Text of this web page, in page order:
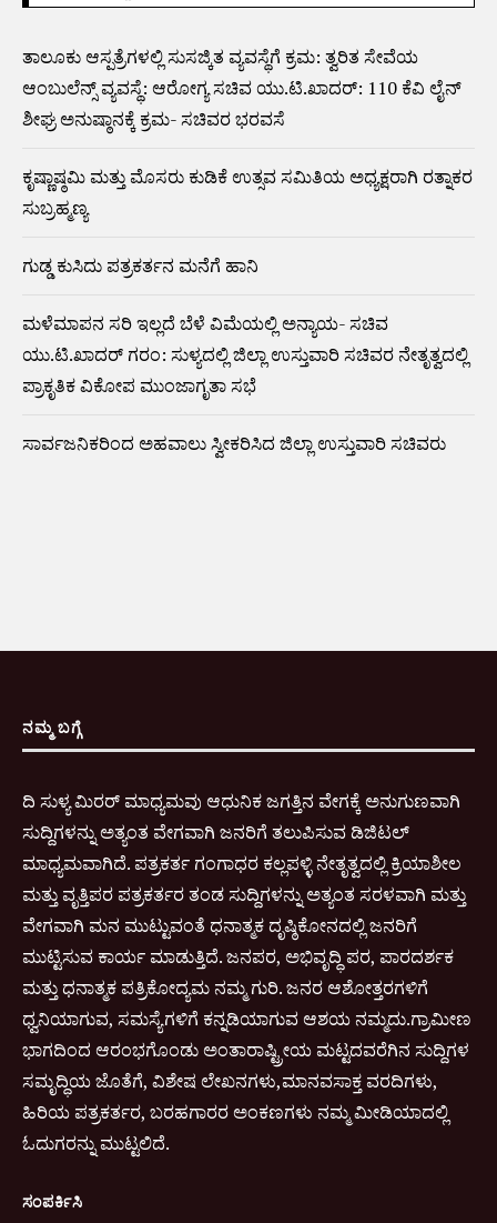
ತಾಲೂಕು ಆಸ್ಪತ್ರೆಗಳಲ್ಲಿ ಸುಸಜ್ಕಿತ ವ್ಯವಸ್ಥೆಗೆ ಕ್ರಮ: ತ್ವರಿತ ಸೇವೆಯ
ಆಂಬುಲೆನ್ಸ್ ವ್ಯವಸ್ಥೆ: ಆರೋಗ್ಯ ಸಚಿವ ಯು.ಟಿ.ಖಾದರ್: 110 ಕೆವಿ ಲೈನ್
ಶೀಘ್ರ ಅನುಷ್ಠಾನಕ್ಕೆ ಕ್ರಮ- ಸಚಿವರ ಭರವಸೆ
ಕೃಷ್ಣಾಷ್ಠಮಿ ಮತ್ತು ಮೊಸರು ಕುಡಿಕೆ ಉತ್ಸವ ಸಮಿತಿಯ ಅಧ್ಯಕ್ಷರಾಗಿ ರತ್ನಾಕರ
ಸುಬ್ರಹ್ಮಣ್ಯ
ಗುಡ್ಡ ಕುಸಿದು ಪತ್ರಕರ್ತನ ಮನೆಗೆ ಹಾನಿ
ಮಳೆಮಾಪನ ಸರಿ ಇಲ್ಲದೆ ಬೆಳೆ ವಿಮೆಯಲ್ಲಿ ಅನ್ಯಾಯ- ಸಚಿವ
ಯು.ಟಿ.ಖಾದರ್ ಗರಂ: ಸುಳ್ಯದಲ್ಲಿ ಜಿಲ್ಲಾ ಉಸ್ತುವಾರಿ ಸಚಿವರ ನೇತೃತ್ವದಲ್ಲಿ
ಪ್ರಾಕೃತಿಕ ವಿಕೋಪ ಮುಂಜಾಗೃತಾ ಸಭೆ
ಸಾರ್ವಜನಿಕರಿಂದ ಅಹವಾಲು ಸ್ವೀಕರಿಸಿದ ಜಿಲ್ಲಾ ಉಸ್ತುವಾರಿ ಸಚಿವರು
ನಮ್ಮ ಬಗ್ಗೆ
ದಿ ಸುಳ್ಯ ಮಿರರ್ ಮಾಧ್ಯಮವು ಆಧುನಿಕ ಜಗತ್ತಿನ ವೇಗಕ್ಕೆ ಅನುಗುಣವಾಗಿ
ಸುದ್ದಿಗಳನ್ನು ಅತ್ಯಂತ ವೇಗವಾಗಿ ಜನರಿಗೆ ತಲುಪಿಸುವ ಡಿಜಿಟಲ್
ಮಾಧ್ಯಮವಾಗಿದೆ. ಪತ್ರಕರ್ತ ಗಂಗಾಧರ ಕಲ್ಲಪಳ್ಳಿ ನೇತೃತ್ವದಲ್ಲಿ ಕ್ರಿಯಾಶೀಲ
ಮತ್ತು ವೃತ್ತಿಪರ ಪತ್ರಕರ್ತರ ತಂಡ ಸುದ್ದಿಗಳನ್ನು ಅತ್ಯಂತ ಸರಳವಾಗಿ ಮತ್ತು
ವೇಗವಾಗಿ ಮನ ಮುಟ್ಟುವಂತೆ ಧನಾತ್ಮಕ ದೃಷ್ಠಿಕೋನದಲ್ಲಿ ಜನರಿಗೆ
ಮುಟ್ಟಿಸುವ ಕಾರ್ಯ ಮಾಡುತ್ತಿದೆ. ಜನಪರ, ಅಭಿವೃದ್ಧಿ ಪರ, ಪಾರದರ್ಶಕ
ಮತ್ತು ಧನಾತ್ಮಕ ಪತ್ರಿಕೋದ್ಯಮ ನಮ್ಮ ಗುರಿ. ಜನರ ಆಶೋತ್ತರಗಳಿಗೆ
ಧ್ವನಿಯಾಗುವ, ಸಮಸ್ಯೆಗಳಿಗೆ ಕನ್ನಡಿಯಾಗುವ ಆಶಯ ನಮ್ಮದು.ಗ್ರಾಮೀಣ
ಭಾಗದಿಂದ ಆರಂಭಗೊಂಡು ಅಂತಾರಾಷ್ಟ್ರೀಯ ಮಟ್ಟದವರೆಗಿನ ಸುದ್ದಿಗಳ
ಸಮೃದ್ಧಿಯ ಜೊತೆಗೆ, ವಿಶೇಷ ಲೇಖನಗಳು,ಮಾನವಸಾಕ್ತ ವರದಿಗಳು,
ಹಿರಿಯ ಪತ್ರಕರ್ತರ, ಬರಹಗಾರರ ಅಂಕಣಗಳು ನಮ್ಮ ಮೀಡಿಯಾದಲ್ಲಿ
ಓದುಗರನ್ನು ಮುಟ್ಟಲಿದೆ.
ಸಂಪರ್ಕಿಸಿ